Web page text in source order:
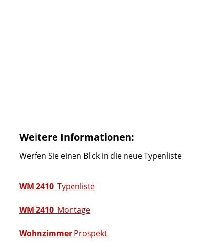
Weitere Informationen:
Werfen Sie einen Blick in die neue Typenliste
WM 2410 Typenliste
WM 2410 Montage
Wohnzimmer Prospekt